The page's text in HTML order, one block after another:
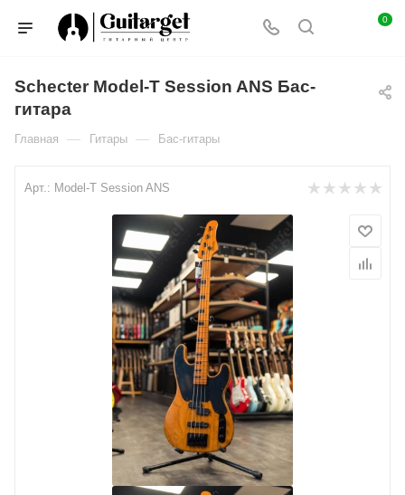
0
Schecter Model-T Session ANS Бас-
гитара
Главная — Гитары — Бас-гитары
Арт.: Model-T Session ANS